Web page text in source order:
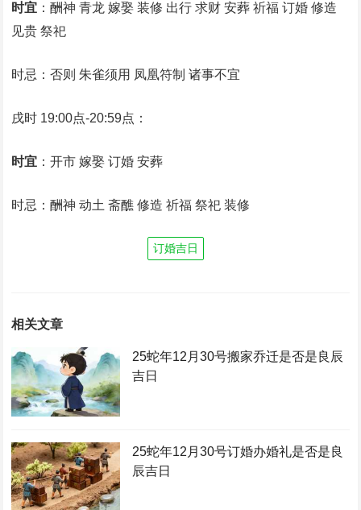
时宜 ：酬神 青龙 嫁娶 装修 出行 求财 安葬 祈福 订婚 修造
见贵 祭祀
时忌：否则 朱雀须用 凤凰符制 诸事不宜
戌时 19:00点-20:59点：
时宜 ：开市 嫁娶 订婚 安葬
时忌：酬神 动土 斋醮 修造 祈福 祭祀 装修
订婚吉日
相关文章
25蛇年12月30号搬家乔迁是否是良辰
吉日
25蛇年12月30号订婚办婚礼是否是良
辰吉日